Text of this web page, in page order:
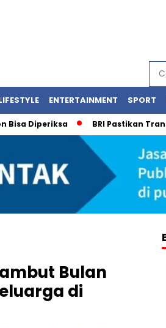
ENTERTAINMENT SPORT
BRI Pastikan Transaksi
Bulan
di